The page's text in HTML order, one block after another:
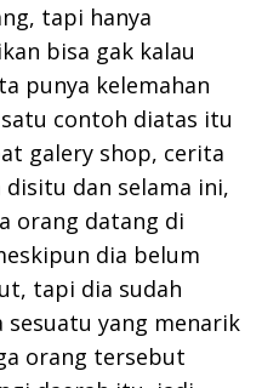
tapi hanya
bisa gak kalau
punya kelemahan
contoh diatas itu
galery shop, cerita
dan selama ini,
orang datang di
dia belum
tapi dia sudah
sesuatu yang menarik
orang tersebut